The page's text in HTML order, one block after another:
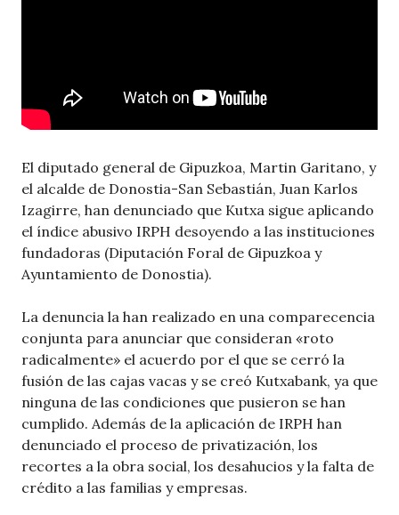
El diputado general de Gipuzkoa, Martin Garitano, y
el alcalde de Donostia-San Sebastián, Juan Karlos
Izagirre, han denunciado que Kutxa sigue aplicando
el índice abusivo IRPH desoyendo a las instituciones
fundadoras (Diputación Foral de Gipuzkoa y
Ayuntamiento de Donostia).
La denuncia la han realizado en una comparecencia
conjunta para anunciar que consideran «roto
radicalmente» el acuerdo por el que se cerró la
fusión de las cajas vacas y se creó Kutxabank, ya que
ninguna de las condiciones que pusieron se han
cumplido. Además de la aplicación de IRPH han
denunciado el proceso de privatización, los
recortes a la obra social, los desahucios y la falta de
crédito a las familias y empresas.